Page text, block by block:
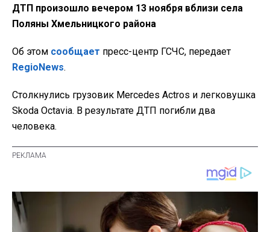
ДТП произошло вечером 13 ноября вблизи села
Поляны Хмельницкого района
Об этом сообщает пресс-центр ГСЧС, передает
RegioNews.
Столкнулись грузовик Mercedes Actros и легковушка
Skoda Octavia. В результате ДТП погибли два
человека.